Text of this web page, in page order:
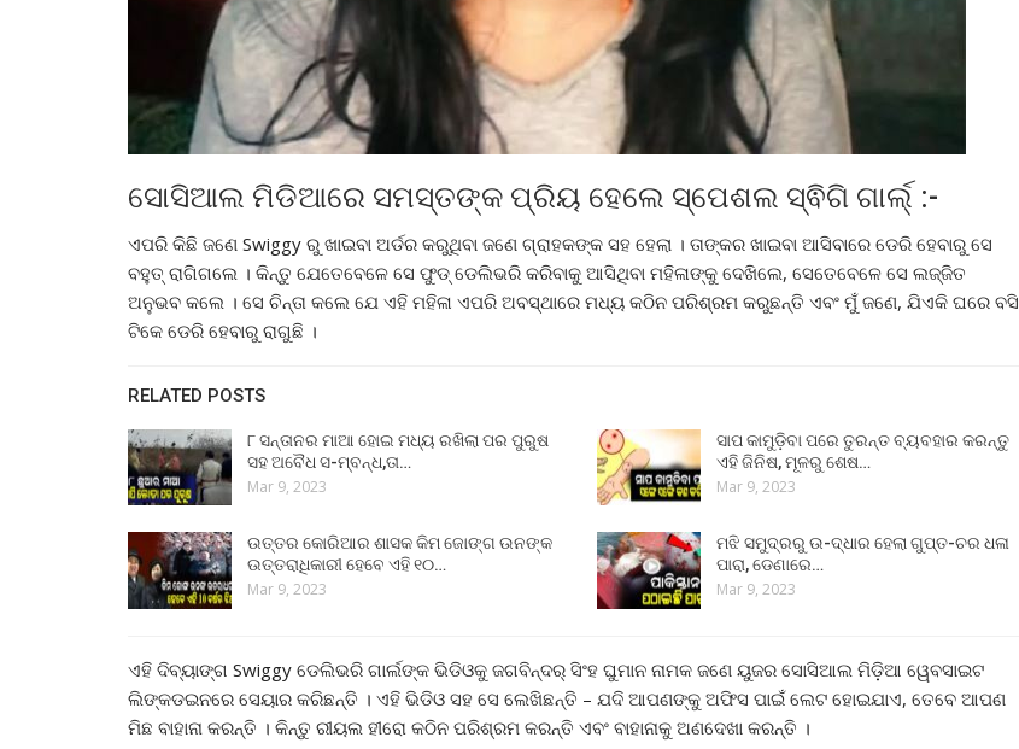
ସୋସିଆଲ ମିଡିଆରେ ସମସ୍ତଙ୍କ ପ୍ରିୟ ହେଲେ ସ୍ପେଶଲ ସ୍ଵିଗି ଗାର୍ଲ୍ :-
ଏପରି କିଛି ଜଣେ Swiggy ରୁ ଖାଇବା ଅର୍ଡର କରୁଥିବା ଜଣେ ଗ୍ରାହକଙ୍କ ସହ ହେଲା । ତାଙ୍କର ଖାଇବା ଆସିବାରେ ଡେରି ହେବାରୁ ସେ
ବହୁତ୍ ରାଗିଗଲେ । କିନ୍ତୁ ଯେତେବେଳେ ସେ ଫୁଡ୍ ଡେଲିଭରି କରିବାକୁ ଆସିଥିବା ମହିଳାଙ୍କୁ ଦେଖିଲେ, ସେତେବେଳେ ସେ ଲଜ୍ଜିତ
ଅନୁଭବ କଲେ । ସେ ଚିନ୍ତା କଲେ ଯେ ଏହି ମହିଳା ଏପରି ଅବସ୍ଥାରେ ମଧ୍ୟ କଠିନ ପରିଶ୍ରମ କରୁଛନ୍ତି ଏବଂ ମୁଁ ଜଣେ, ଯିଏକି ଘରେ ବସି
ଟିକେ ଡେରି ହେବାରୁ ରାଗୁଛି ।
RELATED POSTS
୮ ସନ୍ତାନର ମାଆ ହୋଇ ମଧ୍ୟ ରଖିଲା ପର ପୁରୁଷ
ସହ ଅବୈଧ ସ-ମ୍ବନ୍ଧ,ତା…
Mar 9, 2023
ସାପ କାମୁଡ଼ିବା ପରେ ତୁରନ୍ତ ବ୍ୟବହାର କରନ୍ତୁ
ଏହି ଜିନିଷ, ମୂଳରୁ ଶେଷ…
Mar 9, 2023
ଉତ୍ତର କୋରିଆର ଶାସକ କିମ ଜୋଙ୍ଗ ଉନଙ୍କ
ଉତ୍ତରାଧିକାରୀ ହେବେ ଏହି ୧୦…
Mar 9, 2023
ମଝି ସମୁଦ୍ରରୁ ଉ-ଦ୍ଧାର ହେଲା ଗୁପ୍ତ-ଚର ଧଳା
ପାରା, ଡେଣାରେ…
Mar 9, 2023
ଏହି ଦିବ୍ୟାଙ୍ଗ Swiggy ଡେଲିଭରି ଗାର୍ଲଙ୍କ ଭିଡିଓକୁ ଜଗବିନ୍ଦର୍ ସିଂହ ଘୁମାନ ନାମକ ଜଣେ ୟୁଜର ସୋସିଆଲ ମିଡ଼ିଆ ୱେବସାଇଟ
ଲିଙ୍କଡଇନରେ ସେୟାର କରିଛନ୍ତି । ଏହି ଭିଡିଓ ସହ ସେ ଲେଖିଛନ୍ତି – ଯଦି ଆପଣଙ୍କୁ ଅଫିସ ପାଇଁ ଲେଟ ହୋଇଯାଏ, ତେବେ ଆପଣ
ମିଛ ବାହାନା କରନ୍ତି । କିନ୍ତୁ ରୀୟଲ ହୀରୋ କଠିନ ପରିଶ୍ରମ କରନ୍ତି ଏବଂ ବାହାନାକୁ ଅଣଦେଖା କରନ୍ତି ।